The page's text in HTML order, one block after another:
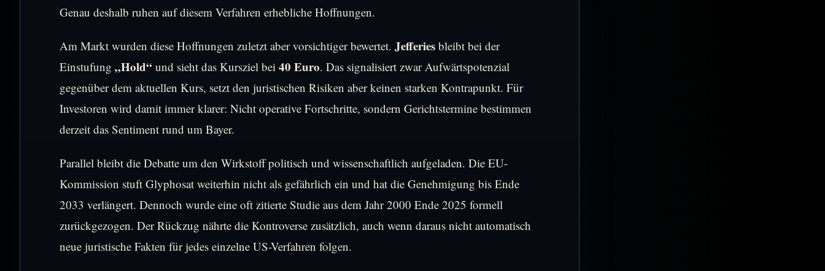
Genau deshalb ruhen auf diesem Verfahren erhebliche Hoffnungen.
Am Markt wurden diese Hoffnungen zuletzt aber vorsichtiger bewertet. Jefferies bleibt bei der
Einstufung „Hold“ und sieht das Kursziel bei 40 Euro. Das signalisiert zwar Aufwärtspotenzial
gegenüber dem aktuellen Kurs, setzt den juristischen Risiken aber keinen starken Kontrapunkt. Für
Investoren wird damit immer klarer: Nicht operative Fortschritte, sondern Gerichtstermine bestimmen
derzeit das Sentiment rund um Bayer.
Parallel bleibt die Debatte um den Wirkstoff politisch und wissenschaftlich aufgeladen. Die EU-
Kommission stuft Glyphosat weiterhin nicht als gefährlich ein und hat die Genehmigung bis Ende
2033 verlängert. Dennoch wurde eine oft zitierte Studie aus dem Jahr 2000 Ende 2025 formell
zurückgezogen. Der Rückzug nährte die Kontroverse zusätzlich, auch wenn daraus nicht automatisch
neue juristische Fakten für jedes einzelne US-Verfahren folgen.